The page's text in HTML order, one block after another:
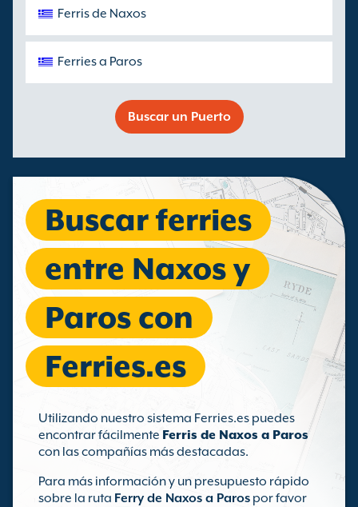
Ferris de Naxos
Ferries a Paros
Buscar un Puerto
Buscar ferries
entre Naxos y
Paros con
Ferries.es
Utilizando nuestro sistema Ferries.es puedes
encontrar fácilmente Ferris de Naxos a Paros
con las compañías más destacadas.
Para más información y un presupuesto rápido
sobre la ruta Ferry de Naxos a Paros por favor